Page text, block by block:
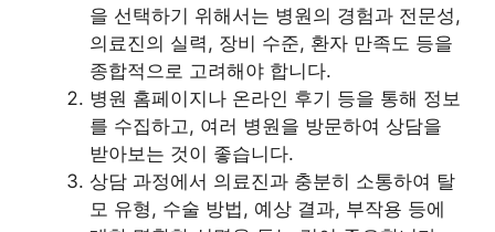
을 선택하기 위해서는 병원의 경험과 전문성,
의료진의 실력, 장비 수준, 환자 만족도 등을
종합적으로 고려해야 합니다.
병원 홈페이지나 온라인 후기 등을 통해 정보
를 수집하고, 여러 병원을 방문하여 상담을
받아보는 것이 좋습니다.
상담 과정에서 의료진과 충분히 소통하여 탈
모 유형, 수술 방법, 예상 결과, 부작용 등에